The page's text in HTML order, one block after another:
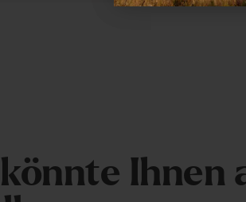
Tragesystem durch Lastenheber,
mit Schlüsselclip und Daisy-
könnte Ihnen